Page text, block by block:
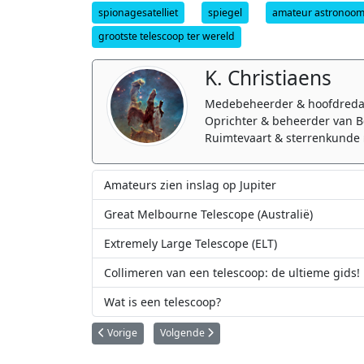
spionagesatelliet
spiegel amateur astronoom
grootste telescoop ter wereld
K. Christiaens
Medebeheerder &
Oprichter & beheerder van
Ruimtevaart & sterrenkunde
Amateurs zien inslag op Jupiter
Great Melbourne Telescope (Australië)
Extremely Large Telescope (ELT)
Collimeren van een telescoop: de ultieme gids!
Wat is een telescoop?
Vorig artikel: Leer alles over komeet ISON (Update)
Vorige Volgende artikel: Gedeeltelijke
Volgende